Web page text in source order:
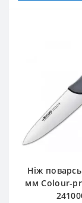
Ніж
мм Сolour-